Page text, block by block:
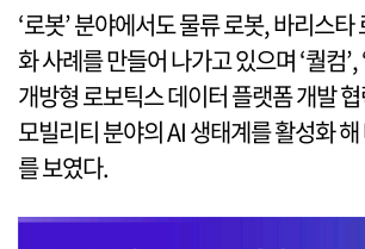
‘로봇’ 분야에서도 물류 로봇, 바리스
화 사례를 만들어 나가고 있으며 ‘퀄컴
개방형 로보틱스 데이터 플랫폼 개발
모빌리티 분야의 AI 생태계를 활성화
를 보였다.